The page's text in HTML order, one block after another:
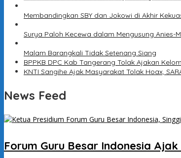
Membandingkan SBY dan Jokowi di Akhir
Surya Paloh Kecewa dalam Mengusung Anies-
Malam Barangkali Tidak Setenang Siang
BPPKB DPC Kab Tangerang Tolak Ajakan
KNTI Sangihe Ajak Masyarakat Tolak Hoax,
News Feed
Forum Guru Besar Indonesia